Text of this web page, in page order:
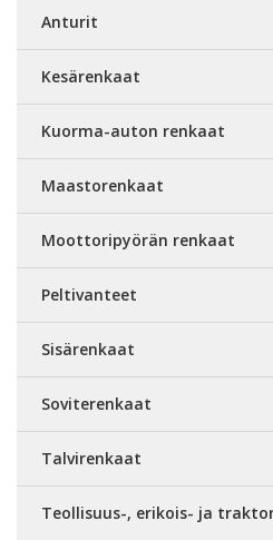
Anturit
Kesärenkaat
Kuorma-auton renkaat
Maastorenkaat
Moottoripyörän renkaat
Peltivanteet
Sisärenkaat
Soviterenkaat
Talvirenkaat
Teollisuus-, erikois- ja